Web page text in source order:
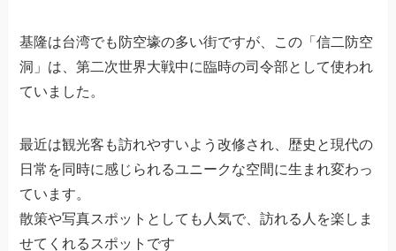
基隆は台湾でも防空壕の多い街ですが、この「信二防空
洞」は、第二次世界大戦中に臨時の司令部として使われ
ていました。
最近は観光客も訪れやすいよう改修され、歴史と現代の
日常を同時に感じられるユニークな空間に生まれ変わっ
ています。
散策や写真スポットとしても人気で、訪れる人を楽しま
せてくれるスポットです